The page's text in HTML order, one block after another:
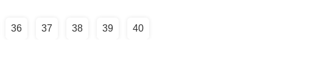
36 37 38 39 40